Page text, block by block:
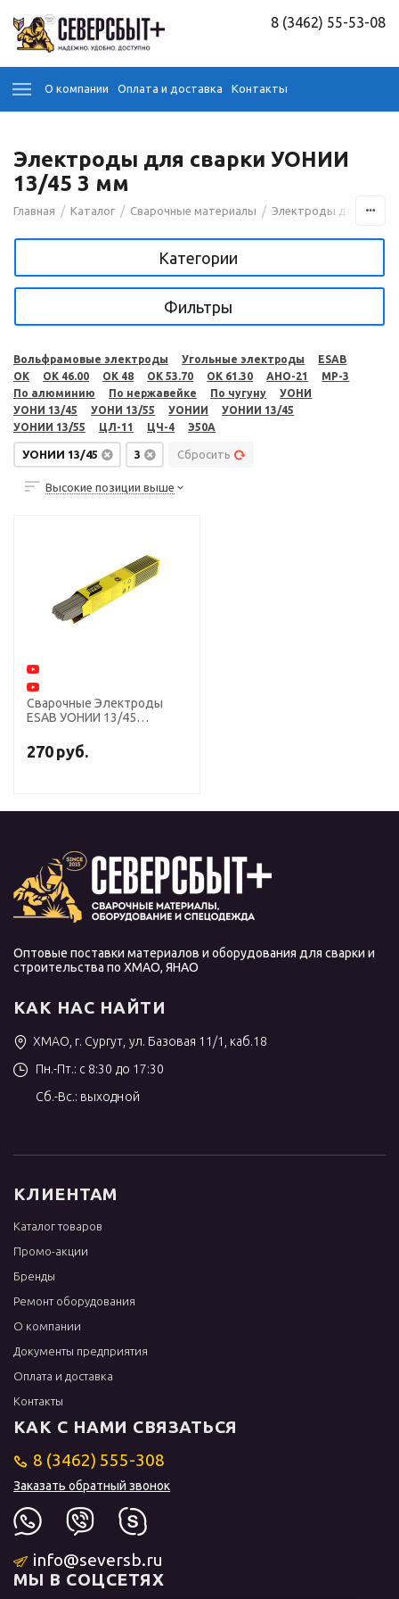
8 (3462) 55-53-08
О компании Оплата и доставка Контакты
Электроды для сварки УОНИИ
13/45 3 мм
Главная / Каталог / Сварочные материалы / Электроды для сварки
Категории
Фильтры
Вольфрамовые электроды Угольные электроды
ESAB
OK
OK 46.00 OK 48 OK 53.70 OK 61.30 АНО-21
МР-3
По алюминию
По нержавейке По чугуну
УОНИ
УОНИ 13/45
УОНИ 13/55 УОНИИ
УОНИИ 13/45
УОНИИ 13/55
ЦЛ-11 ЦЧ-4 Э50А
УОНИИ 13/45 3 Сбросить
Высокие позиции выше
Сварочные Электроды
ESAB УОНИИ 13/45
кг
270 руб.
Оптовые поставки материалов и оборудования для сварки и
строительства по ХМАО, ЯНАО
КАК НАС НАЙТИ
ХМАО, г. Сургут, ул. Базовая 11/1, каб.18
Пн.-Пт.: с 8:30 до 17:30
Сб.-Вс.: выходной
КЛИЕНТАМ
Каталог товаров
Промо-акции
Бренды
Ремонт оборудования
О компании
Документы предприятия
Оплата и доставка
Контакты
КАК С НАМИ СВЯЗАТЬСЯ
8 (3462) 555-308
Заказать обратный звонок
info@seversb.ru
МЫ В СОЦСЕТЯХ